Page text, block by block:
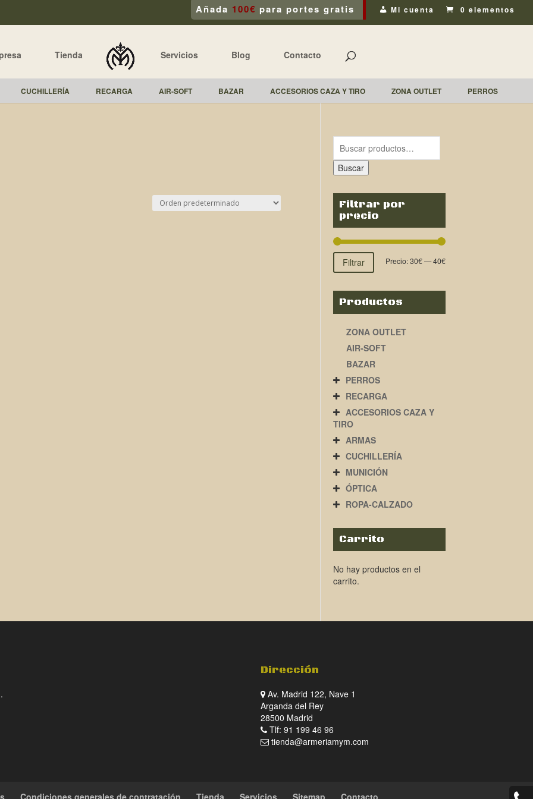
Añada 100€ para portes gratis Mi cuenta 0 elementos
Tienda Servicios Blog Contacto
CUCHILLERÍA RECARGA AIR-SOFT BAZAR ACCESORIOS CAZA Y TIRO ZONA OUTLET PERROS
Buscar
Filtrar por
precio
Filtrar Precio:30€—40€
Productos
ZONA OUTLET
AIR-SOFT
BAZAR
PERROS
RECARGA
ACCESORIOS CAZA Y
TIRO
ARMAS
CUCHILLERÍA
MUNICIÓN
ÓPTICA
ROPA-CALZADO
Carrito
No hay productos en el
carrito.
Dirección
Av. Madrid 122, Nave 1
Arganda del Rey
28500 Madrid
Tlf: 91 199 46 96
tienda@armeriamym.com